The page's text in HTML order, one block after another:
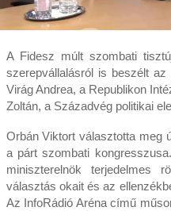
A Fidesz múlt szombati
szerepvállalásról is beszélt
Virág Andrea, a Republikon
Zoltán, a Századvég politikai
Orbán Viktort választotta meg
a párt szombati
miniszterelnök terjedelmes
választás okait és az
Az InfoRádió Aréna című